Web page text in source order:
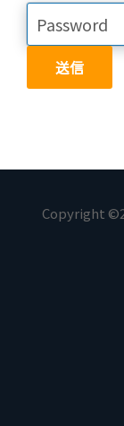
Password
Copyright